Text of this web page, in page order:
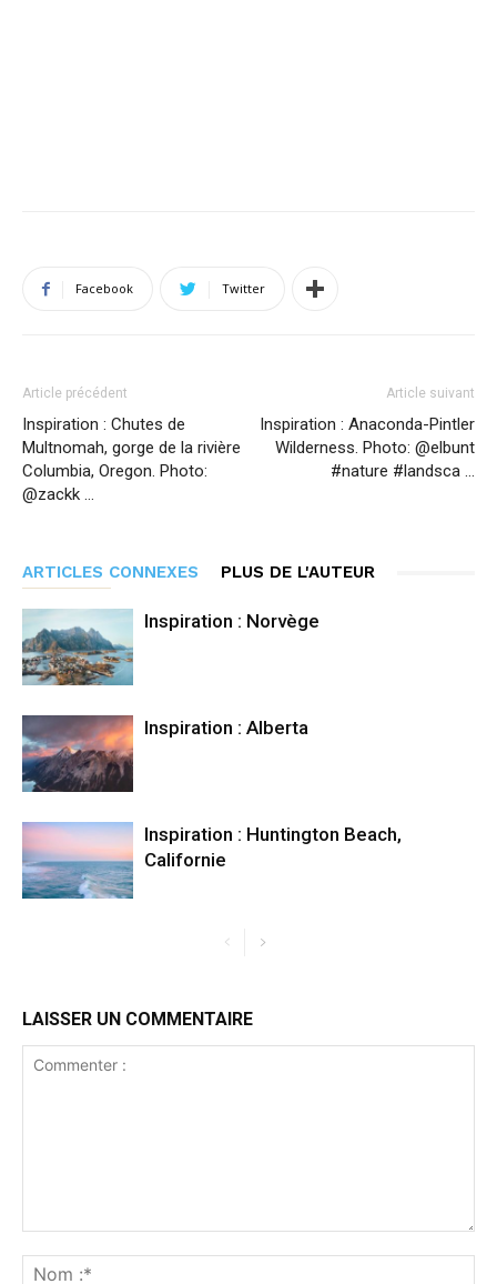
Facebook Twitter
Article précédent
Inspiration : Chutes de
Multnomah, gorge de la rivière
Columbia, Oregon. Photo:
@zackk …
Article suivant
Inspiration : Anaconda-Pintler
Wilderness. Photo: @elbunt
#nature #landsca …
ARTICLES CONNEXES PLUS DE L'AUTEUR
Inspiration : Norvège
Inspiration : Alberta
Inspiration : Huntington Beach,
Californie
LAISSER UN COMMENTAIRE